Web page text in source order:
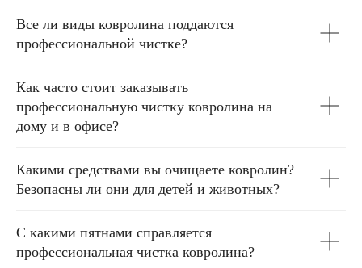
Все ли виды ковролина поддаются
профессиональной чистке?
Как часто стоит заказывать
профессиональную чистку ковролина на
дому и в офисе?
Какими средствами вы очищаете ковролин?
Безопасны ли они для детей и животных?
С какими пятнами справляется
профессиональная чистка ковролина?